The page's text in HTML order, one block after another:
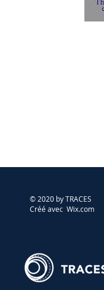
© 2020 by TRACES
Créé avec Wix.com